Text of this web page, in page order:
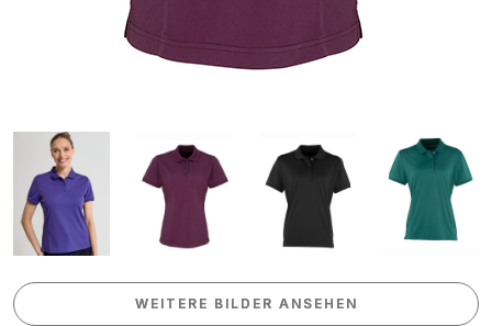
WEITERE BILDER ANSEHEN
WEITERE BILDER ANSEHEN